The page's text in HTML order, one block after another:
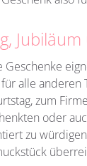
Geschenke
alle anderen
zum
oder
zu